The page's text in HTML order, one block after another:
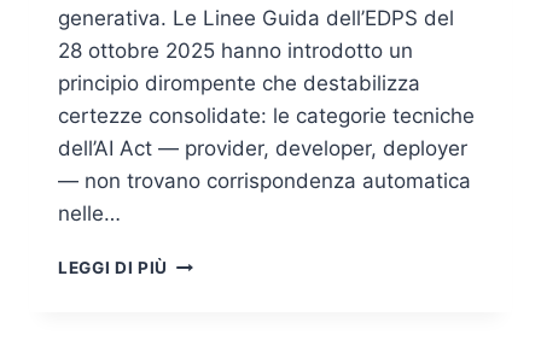
generativa. Le Linee Guida dell’EDPS del
28 ottobre 2025 hanno introdotto un
principio dirompente che destabilizza
certezze consolidate: le categorie tecniche
dell’AI Act — provider, developer, deployer
— non trovano corrispondenza automatica
nelle…
LEGGI DI PIÙ NUOVE